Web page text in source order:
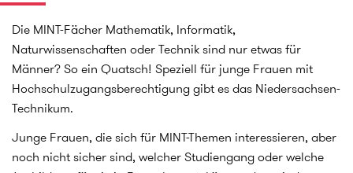
Die MINT-Fächer Mathematik, Informatik,
Naturwissenschaften oder Technik sind nur etwas für
Männer? So ein Quatsch! Speziell für junge Frauen mit
Hochschulzugangsberechtigung gibt es das Niedersachsen-
Technikum.
Junge Frauen, die sich für MINT-Themen interessieren, aber
noch nicht sicher sind, welcher Studiengang oder welche